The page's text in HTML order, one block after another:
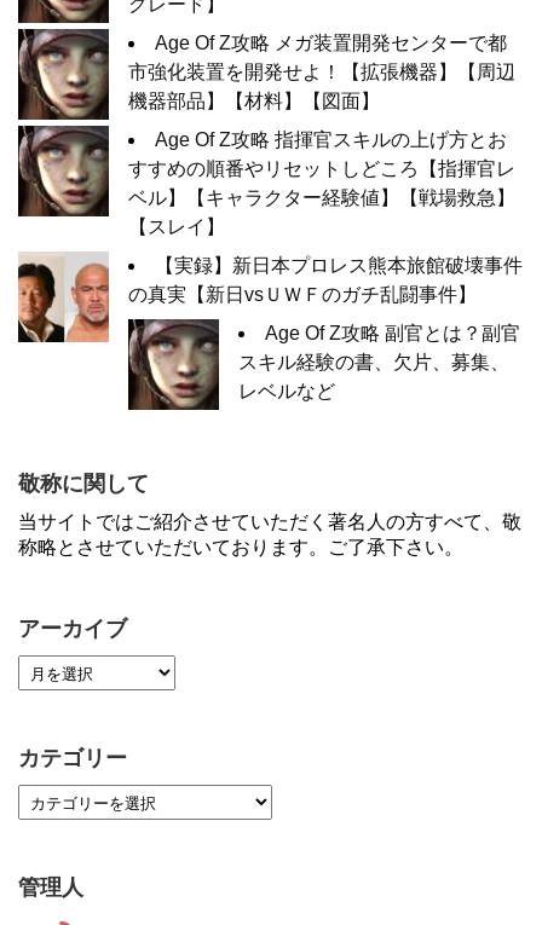
Age Of Z攻略 メガ装置開発センターで都
市強化装置を開発せよ！【拡張機器】【周辺
機器部品】【材料】【図面】
Age Of Z攻略 指揮官スキルの上げ方とお
すすめの順番やリセットしどころ【指揮官レ
ベル】【キャラクター経験値】【戦場救急】
【スレイ】
【実録】新日本プロレス熊本旅館破壊事件
の真実【新日vsＵＷＦのガチ乱闘事件】
Age Of Z攻略 副官とは？副官
スキル経験の書、欠片、募集、
レベルなど
敬称に関して
当サイトではご紹介させていただく著名人の方すべて、敬
称略とさせていただいております。ご了承下さい。
アーカイブ
カテゴリー
管理人